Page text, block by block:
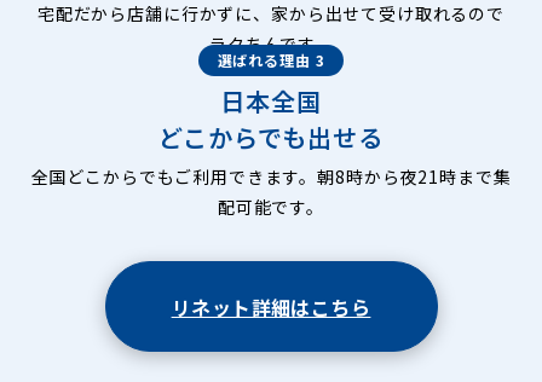
宅配だから店舗に行かずに、家から出せて受け取れるので
ラクちんです。
選ばれる理由 3
日本全国
どこからでも出せる
全国どこからでもご利用できます。朝8時から夜21時まで集
配可能です。
リネット詳細はこちら